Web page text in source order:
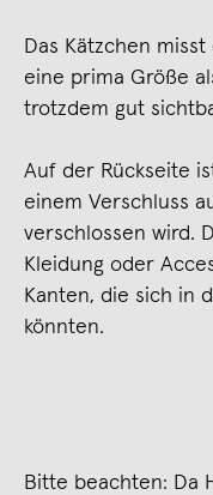
Das Kätzchen
eine prima Größe
trotzdem gut
Auf der Rückseite
einem Verschluss
verschlossen wird.
Kleidung oder
Kanten, die sich in
könnten.
Bitte beachten: Da